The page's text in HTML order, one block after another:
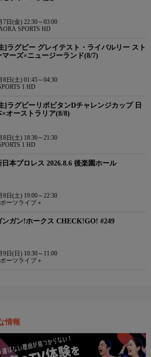
7日(金) 22:30～03:00
SPORTS HD
]ラグビー グレイテスト・ライバルリー スト
マーズ×ニュージーランド(8/7)
8日(土) 01:45～04:30
1 HD
]ラグビーリポビタンDチャレンジカップ 日
×オーストラリア(8/8)
8日(土) 18:30～21:30
1 HD
日本プロレス 2026.8.6 後楽園ホール
8日(土) 19:00～22:30
ーツライブ＋
ンガン!ホークス CHECK!GO! #249
9日(日) 10:30～11:00
ーツライブ＋
情報